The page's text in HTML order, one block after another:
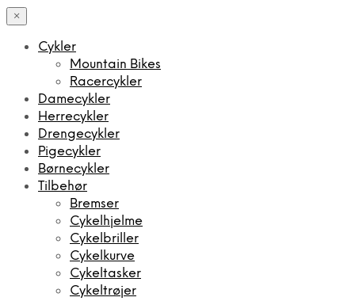
×
Cykler
Mountain Bikes
Racercykler
Damecykler
Herrecykler
Drengecykler
Pigecykler
Børnecykler
Tilbehør
Bremser
Cykelhjelme
Cykelbriller
Cykelkurve
Cykeltasker
Cykeltrøjer